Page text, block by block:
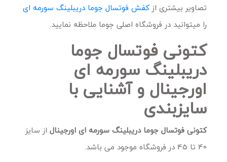
تصاویر بیشتری از کفش فوتسال جوما دریبلینگ سورمه ای
را میتوانید در فروشگاه اصلی جوما ملاحظه نمایید.
کتونی فوتسال جوما
دریبلینگ سورمه ای
اورجینال و آشنایی با
سایزبندی
کتونی فوتسال جوما دریبلینگ سورمه ای اورجینال از سایز
40 تا 45 در فروشگاه موجود می باشد.